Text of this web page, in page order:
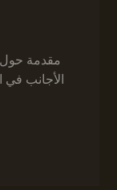
مقدمة حول
الأجانب